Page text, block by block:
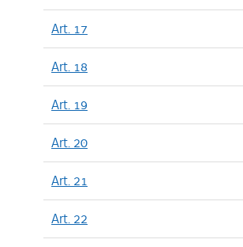
Art. 17
Art. 18
Art. 19
Art. 20
Art. 21
Art. 22